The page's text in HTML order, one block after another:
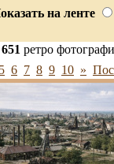
на ленте
651 ретро
5 6 7 8 9 10 »